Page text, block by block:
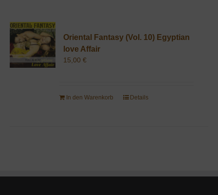
Oriental Fantasy (Vol. 10) Egyptian
love Affair
15,00 €
In den Warenkorb Details